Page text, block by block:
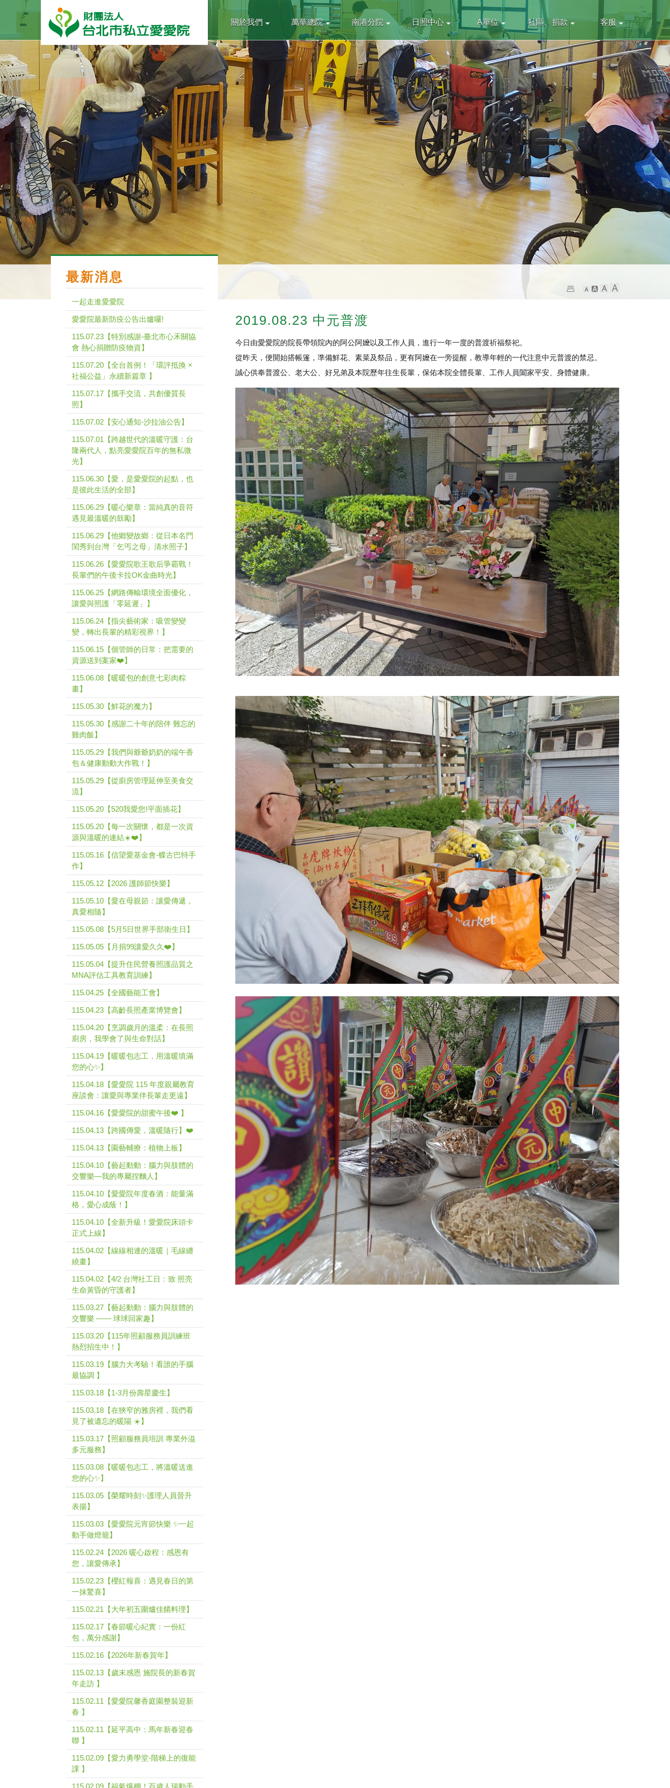
關於我們 萬華總院 南港分院 日照中心 A單位 社區。捐款 客服
2019.08.23 中元普渡
今日由愛愛院的院長帶領院內的阿公阿嬤以及工作人員，進行一年一度的普渡祈福祭祀。
從昨天，便開始搭帳篷，準備鮮花、素菜及祭品，更有阿嬤在一旁提醒，教導年輕的一代注意中元普渡的禁忌。
誠心供奉普渡公、老大公、好兄弟及本院歷年往生長輩，保佑本院全體長輩、工作人員闔家平安、身體健康。
最新消息
一起走進愛愛院
愛愛院最新防疫公告出爐囉!
115.07.23【特別感謝-臺北市心禾關協
會 熱心捐贈防疫物資】
115.07.20【全台首例！「環評抵換 ×
社福公益」永續新篇章 】
115.07.17【攜手交流，共創優質長
照】
115.07.02【安心通知-沙拉油公告】
115.07.01【跨越世代的溫暖守護：台
隆兩代人，點亮愛愛院百年的無私微
光】
115.06.30【愛，是愛愛院的起點，也
是彼此生活的全部】
115.06.29【暖心樂章：當純真的音符
遇見最溫暖的鼓勵】
115.06.29【他鄉變故鄉：從日本名門
閨秀到台灣「乞丐之母」清水照子】
115.06.26【愛愛院歌王歌后爭霸戰！
長輩們的午後卡拉OK金曲時光】
115.06.25【網路傳輸環境全面優化，
讓愛與照護「零延遲」】
115.06.24【指尖藝術家：吸管變變
變，轉出長輩的精彩視界！】
115.06.15【個管師的日常：把需要的
資源送到案家❤️】
115.06.08【暖暖包的創意七彩肉粽
畫】
115.05.30【鮮花的魔力】
115.05.30【感謝二十年的陪伴 難忘的
雞肉飯】
115.05.29【我們與爺爺奶奶的端午香
包＆健康動動大作戰！】
115.05.29【從廚房管理延伸至美食交
流】
115.05.20【520我愛您!平面插花】
115.05.20【每一次關懷，都是一次資
源與溫暖的連結☀️❤️】
115.05.16【信望愛基金會-蝶古巴特手
作】
115.05.12【2026 護師節快樂】
115.05.10【愛在母親節：讓愛傳遞，
真愛相隨】
115.05.08【5月5日世界手部衛生日】
115.05.05【月捐99讓愛久久❤️】
115.05.04【提升住民營養照護品質之
MNA評估工具教育訓練】
115.04.25【全國藝能工會】
115.04.23【高齡長照產業博覽會】
115.04.20【烹調歲月的溫柔：在長照
廚房，我學會了與生命對話】
115.04.19【暖暖包志工，用溫暖填滿
您的心✨】
115.04.18【愛愛院 115 年度親屬教育
座談會：讓愛與專業伴長輩走更遠】
115.04.16【愛愛院的甜蜜午後❤️ 】
115.04.13【跨國傳愛，溫暖隨行】❤️
115.04.13【園藝輔療：植物上板】
115.04.10【藝起動動：腦力與肢體的
交響樂—我的專屬捏麵人】
115.04.10【愛愛院年度春酒：能量滿
格，愛心成蔭！】
115.04.10【全新升級！愛愛院床頭卡
正式上線】
115.04.02【線線相連的溫暖｜毛線纏
繞畫】
115.04.02【4/2 台灣社工日：致 照亮
生命黃昏的守護者】
115.03.27【藝起動動：腦力與肢體的
交響樂 —— 球球回家趣】
115.03.20【115年照顧服務員訓練班
熱烈招生中！】
115.03.19【腦力大考驗！看誰的手腦
最協調 】
115.03.18【1-3月份壽星慶生】
115.03.18【在狹窄的雅房裡，我們看
見了被遺忘的暖陽 ☀️】
115.03.17【照顧服務員培訓 專業外溢
多元服務】
115.03.08【暖暖包志工，將溫暖送進
您的心✨】
115.03.05【榮耀時刻✨護理人員晉升
表揚】
115.03.03【愛愛院元宵節快樂 ✨一起
動手做燈籠】
115.02.24【2026 暖心啟程：感恩有
您，讓愛傳承】
115.02.23【櫻紅報喜：遇見春日的第
一抹驚喜】
115.02.21【大年初五圍爐佳餚料理】
115.02.17【春節暖心紀實：一份紅
包，萬分感謝】
115.02.16【2026年新春賀年】
115.02.13【歲末感恩 施院長的新春賀
年走訪 】
115.02.11【愛愛院馨香庭園整裝迎新
春 】
115.02.11【延平高中：馬年新春迎春
聯 】
115.02.09【愛力勇學堂-階梯上的復能
課 】
115.02.09【福氣爆棚！百歲人瑞動手